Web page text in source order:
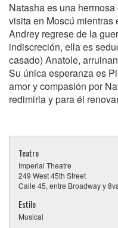
Natasha es una
visita en Moscú mientras
Andrey regrese de la
indiscreción, ella es
casado) Anatole,
Su única esperanza es
amor y compasión por
redimirla y para él
Teatro
Imperial Theatre
249 West 45th Street
Calle 45, entre Broadway y
Estilo
Musical